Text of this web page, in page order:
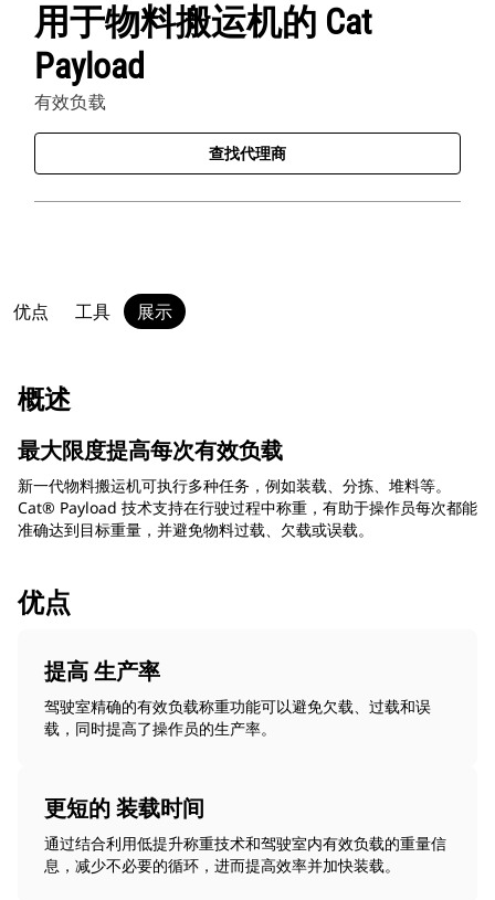
用于物料搬运机的 Cat
Payload
有效负载
查找代理商
优点 工具 展示
概述
最大限度提高每次有效负载
新一代物料搬运机可执行多种任务，例如装载、分拣、堆料等。
Cat® Payload 技术支持在行驶过程中称重，有助于操作员每次都能
准确达到目标重量，并避免物料过载、欠载或误载。
优点
提高 生产率
驾驶室精确的有效负载称重功能可以避免欠载、过载和误
载，同时提高了操作员的生产率。
更短的 装载时间
通过结合利用低提升称重技术和驾驶室内有效负载的重量信
息，减少不必要的循环，进而提高效率并加快装载。